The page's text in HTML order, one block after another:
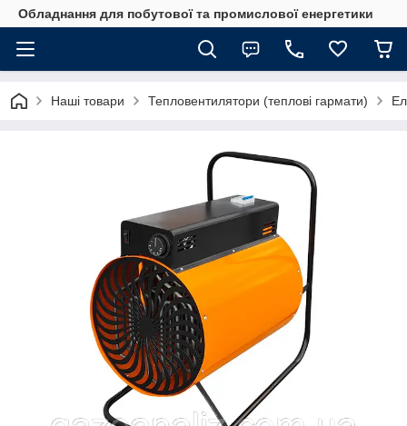
Обладнання для побутової та промислової енергетики
Наші товари Тепловентилятори (теплові гармати)